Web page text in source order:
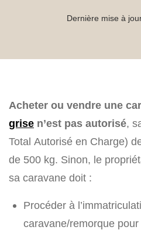
Dernière mise à
Acheter ou vendre une
grise n’est pas autorisé,
Total Autorisé en Charge)
de 500 kg. Sinon, le
sa caravane doit :
Procéder à
caravane/remorque